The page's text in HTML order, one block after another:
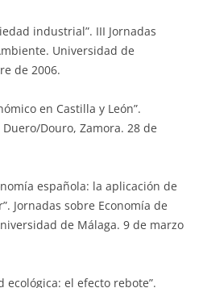
industrial”. III Jornadas
Universidad de
de 2006.
en Castilla y León”.
Douro, Zamora. 28 de
española: la aplicación de
Jornadas sobre Economía de
de Málaga. 9 de marzo
ecológica: el efecto rebote”.